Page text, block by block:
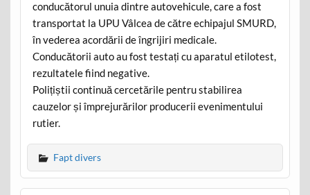
conducătorul unuia dintre autovehicule, care a fost
transportat la UPU Vâlcea de către echipajul SMURD,
în vederea acordării de îngrijiri medicale.
Conducătorii auto au fost testați cu aparatul etilotest,
rezultatele fiind negative.
Polițiștii continuă cercetările pentru stabilirea
cauzelor și împrejurărilor producerii evenimentului
rutier.
Fapt divers